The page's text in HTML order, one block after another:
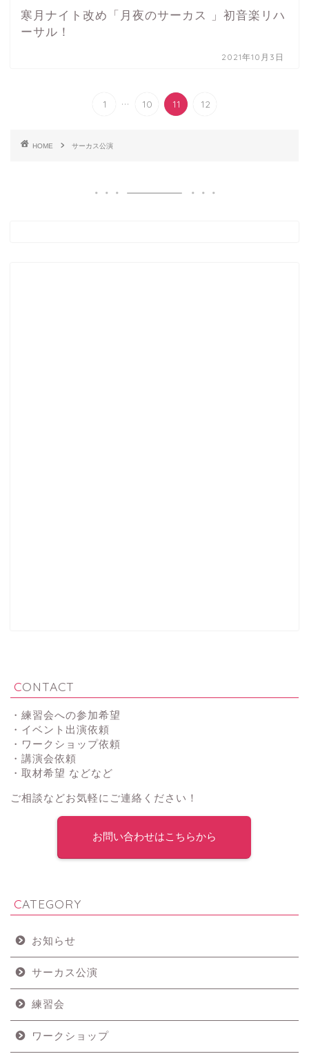
寒月ナイト改め「月夜のサーカス 」初音楽リハ
ーサル！
2021年10月3日
1 ... 10 11 12
HOME サーカス公演
CONTACT
・練習会への参加希望
・イベント出演依頼
・ワークショップ依頼
・講演会依頼
・取材希望 などなど
ご相談などお気軽にご連絡ください！
お問い合わせはこちらから
CATEGORY
お知らせ
サーカス公演
練習会
ワークショップ